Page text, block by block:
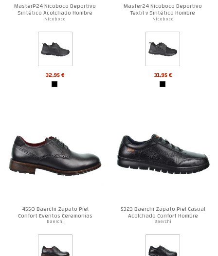
MasterP24 Nicoboco Deportivo
Sintético Acolchado Hombre
Nicoboco
32,95 €
Master24 Nicoboco Deportivo
Textil y Sintético Hombre
Nicoboco
31,95 €
4550 Baerchi Zapato Piel
Confort Eventos Ceremonias
Hombre
Baerchi
5323 Baerchi Zapato Piel Casual
Acolchado Confort Hombre
Baerchi